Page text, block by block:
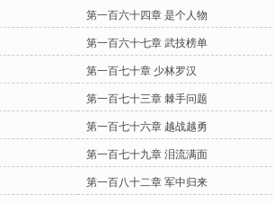
第一百六十四章 是个人物
第一百六十七章 武技榜单
第一百七十章 少林罗汉
第一百七十三章 棘手问题
第一百七十六章 越战越勇
第一百七十九章 泪流满面
第一百八十二章 军中归来